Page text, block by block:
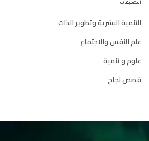
التصنيفات
التنمية البشرية وتطوير الذات
علم النفس والاجتماع
علوم و تنمية
قصص نجاح